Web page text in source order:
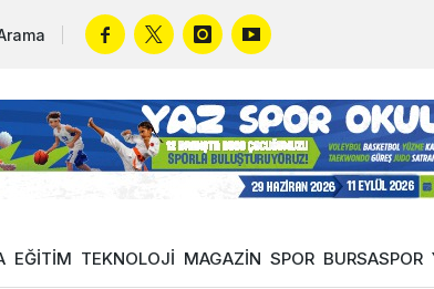
EĞİTİM TEKNOLOJİ MAGAZİN SPOR BURSASPOR